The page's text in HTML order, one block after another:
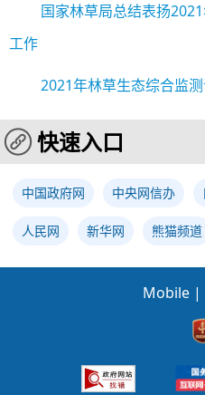
国家林草局总结表扬
工作
2021年林草生态综合监
快速入口
中国政府网 中央网信办
人民网 新华网 熊猫频道
Mobile |